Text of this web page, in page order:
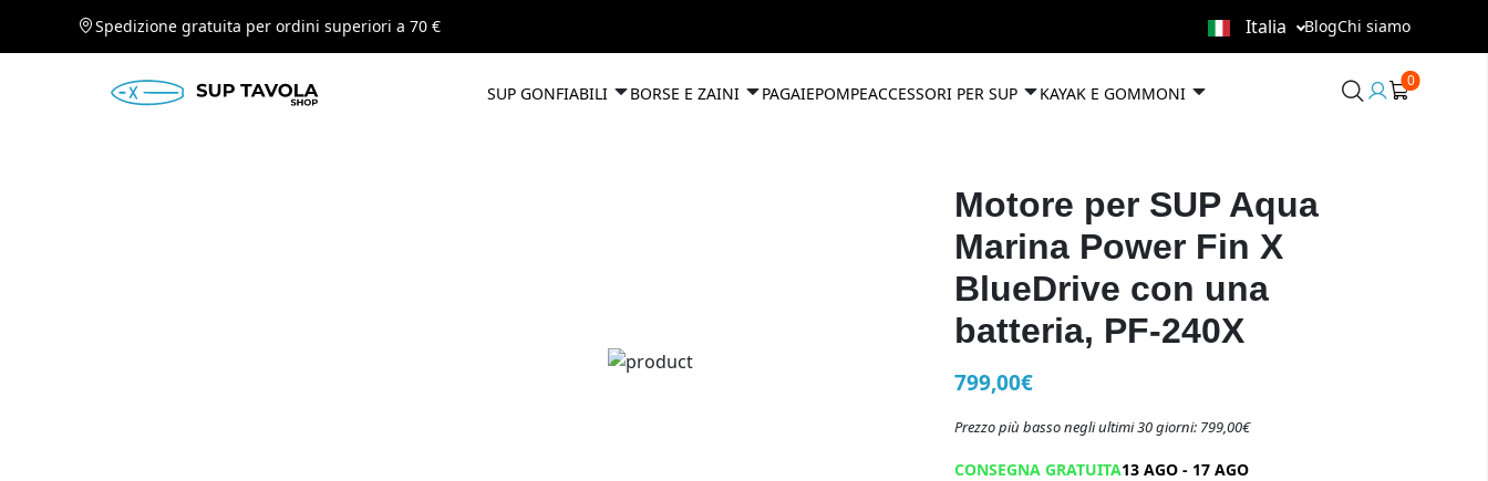
Spedizione gratuita per ordini superiori a 70 € Italia BlogChi siamo
SUP GONFIABILI BORSE E ZAINI PAGAIEPOMPEACCESSORI PER SUP KAYAK E GOMMONI
User
0
Motore per SUP Aqua
Marina Power Fin X
BlueDrive con una
batteria, PF-240X
799,00€
Prezzo più basso negli ultimi 30 giorni: 799,00€
CONSEGNA GRATUITA13 AGO - 17 AGO